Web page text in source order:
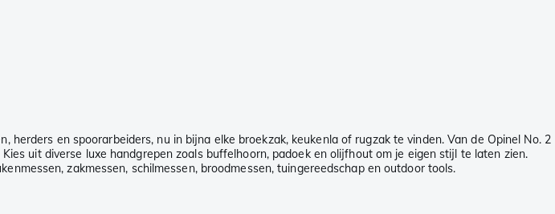
en spoorarbeiders, nu in bijna elke broekzak, keukenla of rugzak te vinden. Van de Opinel No. 2
uit diverse luxe handgrepen zoals buffelhoorn, padoek en olijfhout om je eigen stijl te laten zien.
zakmessen, schilmessen, broodmessen, tuingereedschap en outdoor tools.